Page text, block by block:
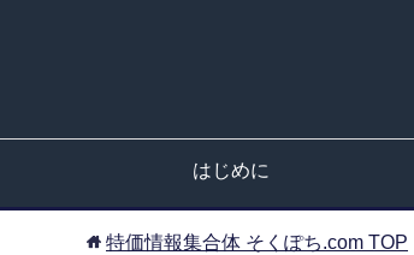
はじめに
特価情報集合体 そくぽち.com TOP